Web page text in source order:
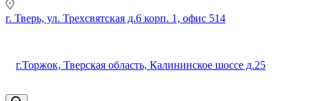
г. Тверь, ул. Трехсвятская д.6 корп. 1, офис 514
г.Торжок, Тверская область, Калининское шоссе д.25